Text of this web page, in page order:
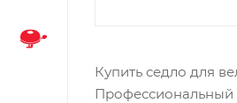
Купить седло для
Профессиональный